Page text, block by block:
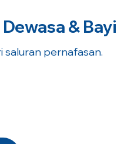
Dewasa & Bayi
saluran pernafasan.